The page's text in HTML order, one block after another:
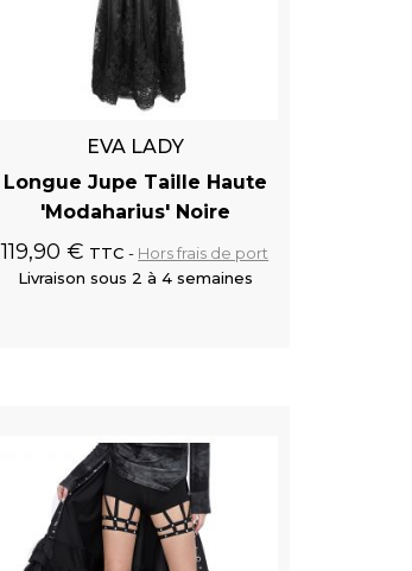
EVA LADY
Longue Jupe Taille Haute
'Modaharius' Noire
119,90 € TTC Hors frais de port
Livraison sous 2 à 4 semaines